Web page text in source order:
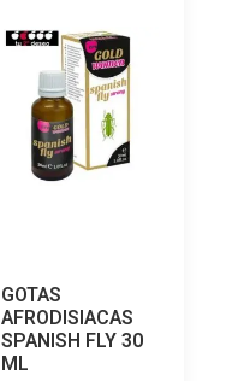
GOTAS
AFRODISIACAS
SPANISH FLY 30
ML